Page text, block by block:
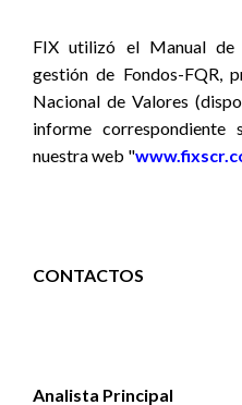
FIX utilizó el Manual de
gestión de Fondos-FQR,
Nacional de Valores
informe correspondiente
nuestra web "
CONTACTOS
Analista Principal